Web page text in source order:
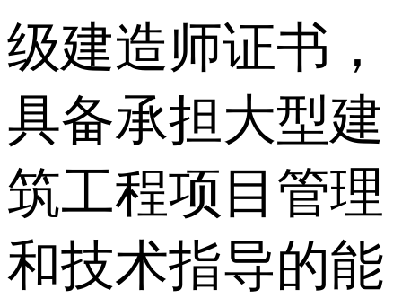
级建造师证书，
具备承担大型建
筑工程项目管理
和技术指导的能